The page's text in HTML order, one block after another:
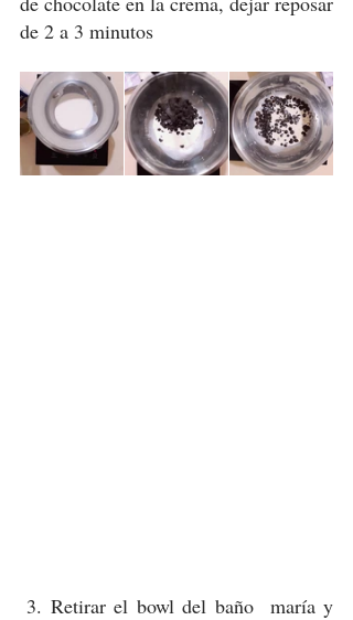
de 2 a 3 minutos
3. Retirar el bowl del baño  maría y